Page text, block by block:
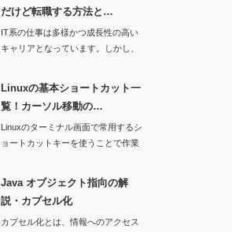
だけど転職する方法と…
IT系の仕事は多様かつ成長性の高い
キャリアとなっています。しかし、
Linuxの基本ショートカット一
覧！カーソル移動の…
Linuxのターミナル画面で常用するシ
ョートカットキーを使うことで作業
Java オブジェクト指向の解
説・カプセル化
カプセル化とは、情報へのアクセス